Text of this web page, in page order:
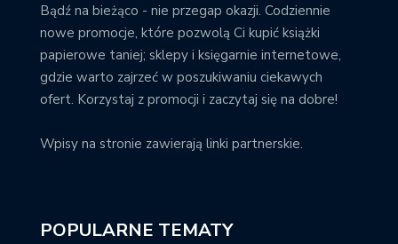
Bądź na bieżąco - nie przegap okazji. Codziennie
nowe promocje, które pozwolą Ci kupić książki
papierowe taniej; sklepy i księgarnie internetowe,
gdzie warto zajrzeć w poszukiwaniu ciekawych
ofert. Korzystaj z promocji i zaczytaj się na dobre!
Wpisy na stronie zawierają linki partnerskie.
POPULARNE TEMATY